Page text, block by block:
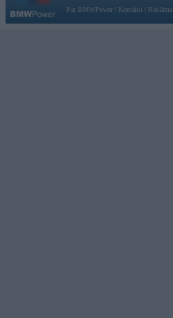
Par BMWPower
Kontakti Reklāma